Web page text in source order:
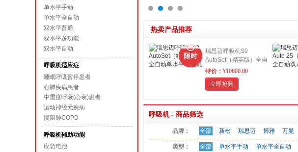
单水平手动
单水平全自动
双水平普通
双水平多功能
双水平自动
呼吸机适应症
睡眠呼吸暂停患者
心肺疾病患者
中重度呼衰(心衰)患者
运动神经元疾病
慢阻肺COPD
呼吸机辅助功能
应急电池
热卖产品推荐
限时
瑞思迈呼吸机S9
AutoSet（精英版）全自
动单水平呼吸机7天免费
试戴 工程师上门安装调
试 24小时售后服务 适用
特价：¥10800.00
立即抢购
呼吸机 - 商品筛选
品牌： 全部 新松 瑞思迈 博雅 万曼
类型： 全部 单水平手动 单水平全自动